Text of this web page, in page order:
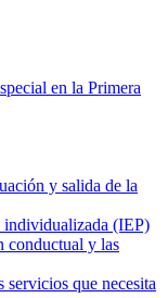
en la Primera
y salida de la
individualizada (IEP)
conductual y las
que necesita